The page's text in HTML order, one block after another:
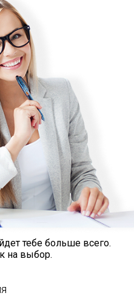
тебе больше всего.
на выбор.